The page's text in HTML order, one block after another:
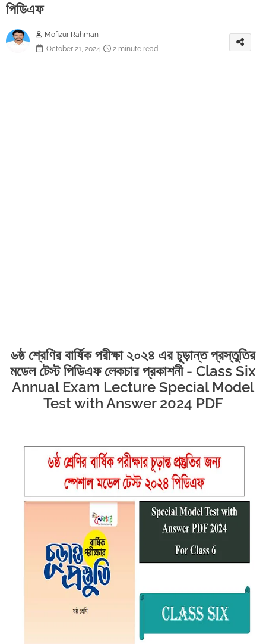
পিডিএফ
Mofizur Rahman
October 21, 2024
2 minute read
৬ষ্ঠ শ্রেণির বার্ষিক পরীক্ষা ২০২৪ এর চূড়ান্ত প্রস্তুতির
মডেল টেস্ট পিডিএফ লেকচার প্রকাশনী - Class Six
Annual Exam Lecture Special Model
Test with Answer 2024 PDF